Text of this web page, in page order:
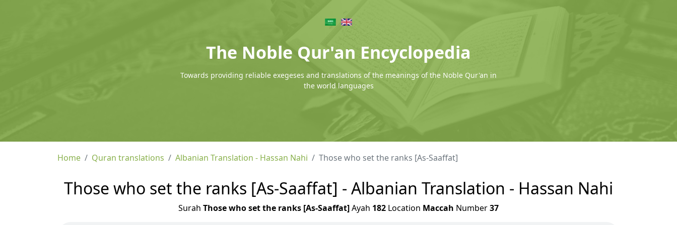
The Noble Qur'an Encyclopedia
Towards providing reliable exegeses and translations of the meanings of the Noble Qur'an in
the world languages
Home Quran translations Albanian Translation - Hassan Nahi Those who set the ranks [As-Saaffat]
Those who set the ranks [As-Saaffat] - Albanian Translation - Hassan Nahi
Surah Those who set the ranks [As-Saaffat]Ayah 182 Location Maccah Number37